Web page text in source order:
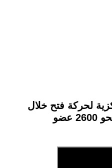
لحركة فتح خلال